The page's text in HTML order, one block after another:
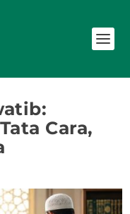
Cara,